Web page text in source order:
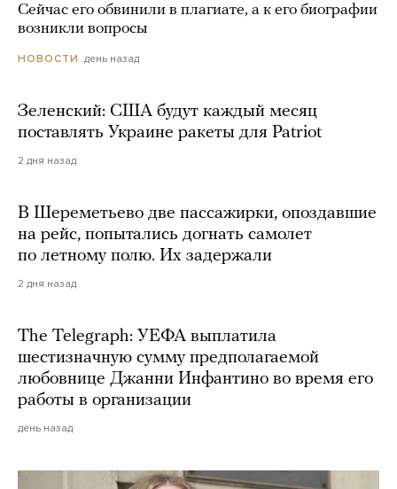
Сейчас его обвинили в плагиате, а к его биографии
возникли вопросы
НОВОСТИ день назад
Зеленский: США будут каждый месяц
поставлять Украине ракеты для Patriot
2 дня назад
В Шереметьево две пассажирки, опоздавшие
на рейс, попытались догнать самолет
по летному полю. Их задержали
2 дня назад
The Telegraph: УЕФА выплатила
шестизначную сумму предполагаемой
любовнице Джанни Инфантино во время его
работы в организации
день назад